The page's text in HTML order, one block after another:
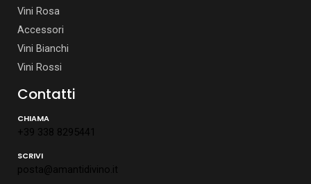
Vini Rosa
Accessori
Vini Bianchi
Vini Rossi
Contatti
CHIAMA
+39 338 8295441
SCRIVI
posta@amantidivino.it